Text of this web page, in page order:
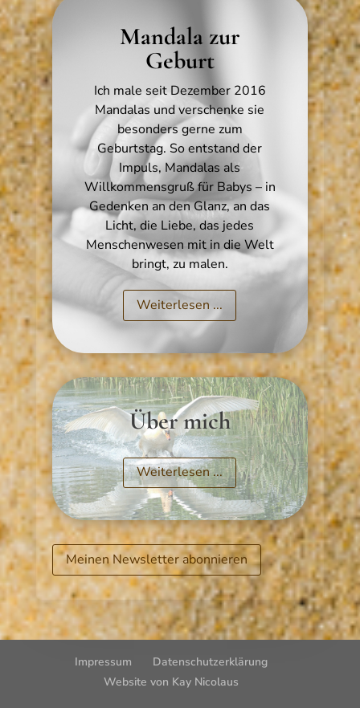
Mandala zur
Geburt
Ich male seit Dezember 2016
Mandalas und verschenke sie
besonders gerne zum
Geburtstag. So entstand der
Impuls, Mandalas als
Willkommensgruß für Babys – in
Gedenken an den Glanz, an das
Licht, die Liebe, das jedes
Menschenwesen mit in die Welt
bringt, zu malen.
Weiterlesen ...
Über mich
Weiterlesen ...
Meinen Newsletter abonnieren
Impressum
Datenschutzerklärung
Website von Kay Nicolaus